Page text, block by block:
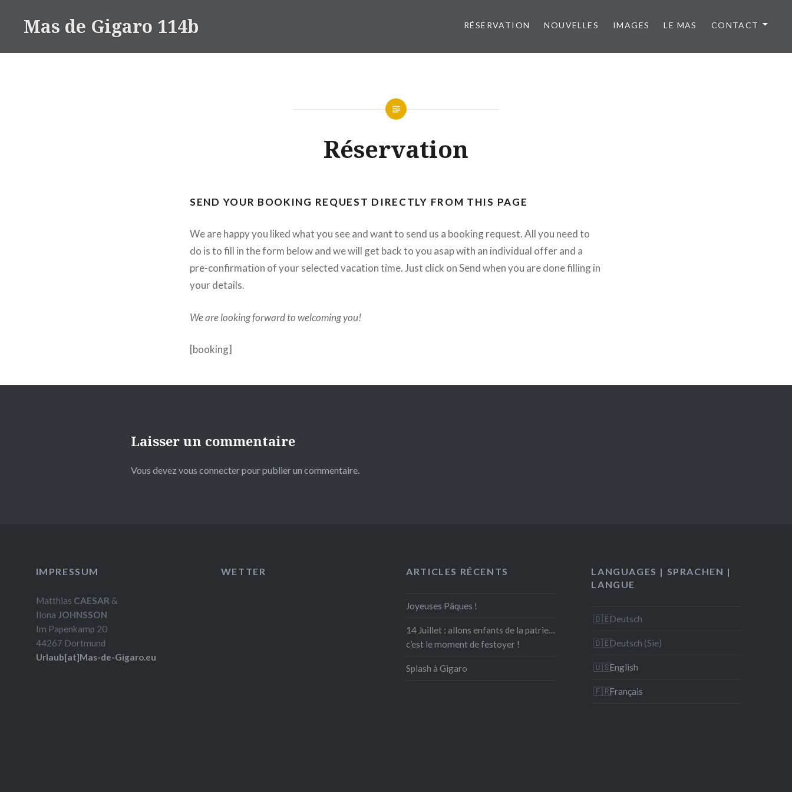
principal
Mas de Gigaro 114b RÉSERVATION NOUVELLES IMAGES LE MAS CONTACT
Réservation
SEND YOUR BOOKING REQUEST DIRECTLY FROM THIS PAGE
We are happy you liked what you see and want to send us a booking request. All you need to
do is to fill in the form below and we will get back to you asap with an individual offer and a
pre-confirmation of your selected vacation time. Just click on Send when you are done filling in
your details.
We are looking forward to welcoming you!
[booking]
Laisser un commentaire
Vous devez vous connecterpour publier un commentaire.
IMPRESSUM
Matthias CAESAR &
Ilona JOHNSSON
Im Papenkamp 20
44267 Dortmund
Urlaub[at]Mas-de-Gigaro.eu
WETTER ARTICLES RÉCENTS
Joyeuses Pâques !
14 Juillet : allons enfants de la patrie…
c’est le moment de festoyer !
Splash à Gigaro
LANGUAGES | SPRACHEN |
LANGUE
Deutsch
Deutsch (Sie)
English
Français